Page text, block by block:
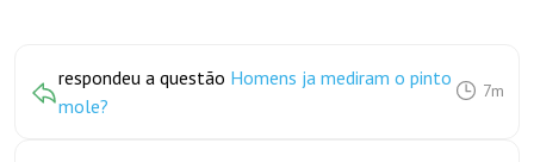
respondeu a questão Homens ja mediram o pinto
mole?
7m